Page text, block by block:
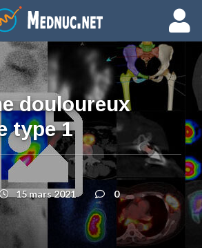
douloureux
type 1
15 mars 2021
0